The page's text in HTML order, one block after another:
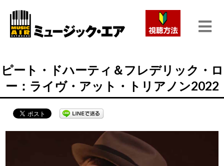
ピート・ドハーティ＆フレデリック・ロ
ー：ライヴ・アット・トリアノン2022